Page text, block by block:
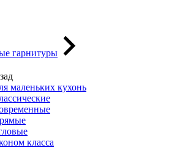
гарнитуры
маленьких кухонь
класса